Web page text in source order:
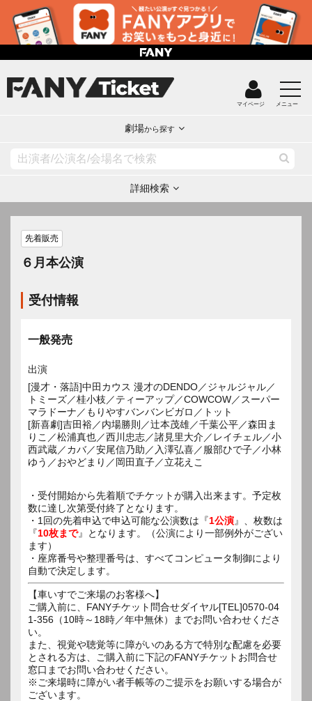
マイページ メニュー
劇場から探す
詳細検索
先着販売
６月本公演
受付情報
一般発売
出演
[漫才・落語]中田カウス 漫才のDENDO／ジャルジャル／
トミーズ／桂小枝／ティーアップ／COWCOW／スーパー
マラドーナ／もりやすバンバンビガロ／トット
[新喜劇]吉田裕／内場勝則／辻本茂雄／千葉公平／森田ま
りこ／松浦真也／西川忠志／諸見里大介／レイチェル／小
西武蔵／カバ／安尾信乃助／入澤弘喜／服部ひで子／小林
ゆう／おやどまり／岡田直子／立花えこ
・受付開始から先着順でチケットが購入出来ます。予定枚
数に達し次第受付終了となります。
・1回の先着申込で申込可能な公演数は『1公演』、枚数は
『10枚まで』となります。（公演により一部例外がござい
ます）
・座席番号や整理番号は、すべてコンピュータ制御により
自動で決定します。
【車いすでご来場のお客様へ】
ご購入前に、FANYチケット問合せダイヤル[TEL]0570-04
1-356（10時～18時／年中無休）までお問い合わせくださ
い。
また、視覚や聴覚等に障がいのある方で特別な配慮を必要
とされる方は、ご購入前に下記のFANYチケットお問合せ
窓口までお問い合わせください。
※ご来場時に障がい者手帳等のご提示をお願いする場合が
ございます。